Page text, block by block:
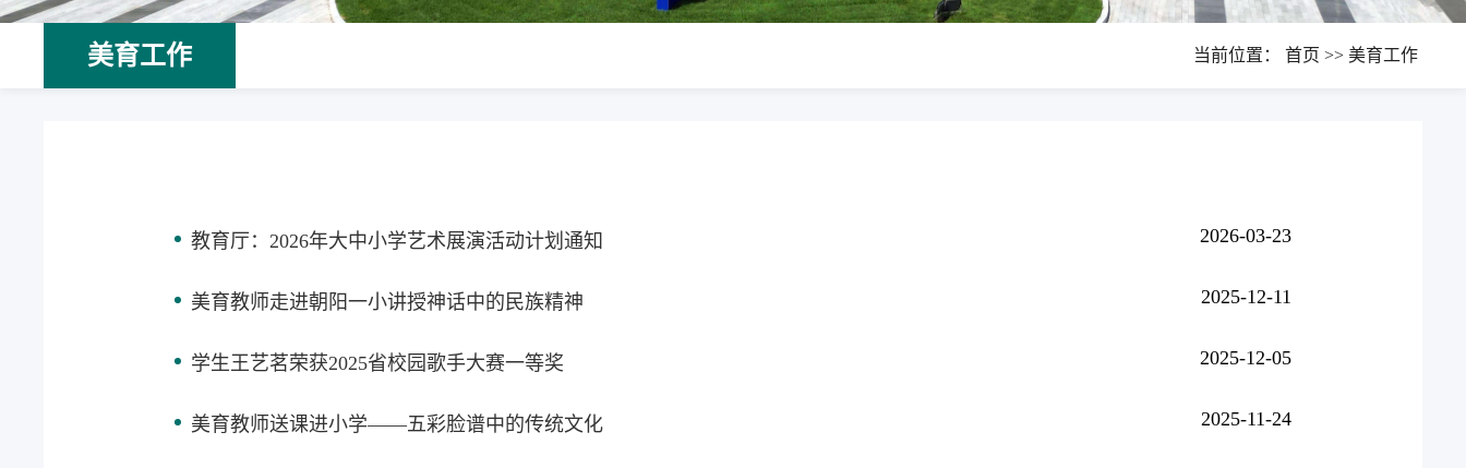
美育工作 当前位置： 首页 >> 美育工作
教育厅：2026年大中小学艺术展演活动计划通知 2026-03-23
美育教师走进朝阳一小讲授神话中的民族精神 2025-12-11
学生王艺茗荣获2025省校园歌手大赛一等奖 2025-12-05
美育教师送课进小学——五彩脸谱中的传统文化 2025-11-24